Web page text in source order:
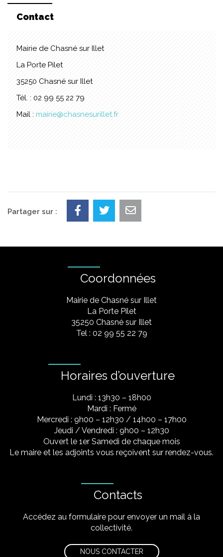
Contact
Mairie de Chasné sur Illet
La Porte Pilet
35250 Chasné sur Illet
Tél. : 02 99 55 22 79
Mail : mairie@chasnesurillet.fr
Partager sur :
Coordonnées
Mairie de Chasné sur Illet
La Porte Pilet
35250 Chasné sur Illet
Tel : 02 99 55 22 79
Horaires d’ouverture
Lundi : 13h30 – 18h00
Mardi : Fermé
Mercredi : 9h00 – 12h30 / 14h00 – 17h00
Jeudi / Vendredi : 9h00 – 12h30
Ouvert le 1er Samedi de chaque mois
Le maire et les adjoints vous reçoivent sur rendez-vous.
Contacts
Accédez au formulaire pour envoyer un mail à la
collectivité.
NOUS CONTACTER